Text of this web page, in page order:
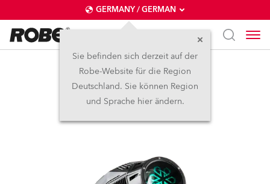
GERMANY / GERMAN
Sie befinden sich derzeit auf der
Robe-Website für die Region
Deutschland. Sie können Region
und Sprache hier ändern.
iPointe65®
Abgekündigt IP65